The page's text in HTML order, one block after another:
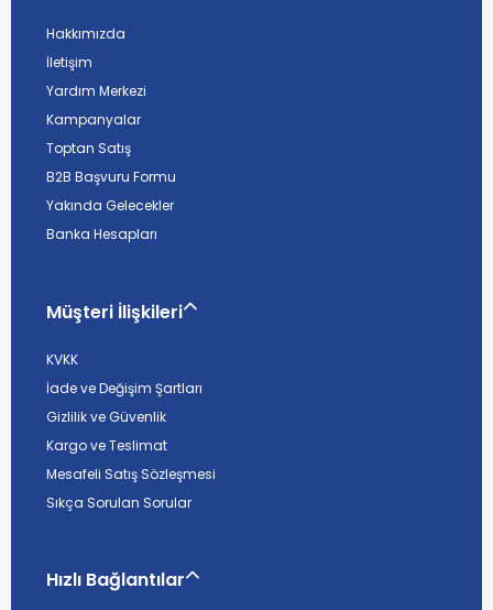
Hakkımızda
İletişim
Yardım Merkezi
Kampanyalar
Toptan Satış
B2B Başvuru Formu
Yakında Gelecekler
Banka Hesapları
Müşteri İlişkileri
KVKK
İade ve Değişim Şartları
Gizlilik ve Güvenlik
Kargo ve Teslimat
Mesafeli Satış Sözleşmesi
Sıkça Sorulan Sorular
Hızlı Bağlantılar